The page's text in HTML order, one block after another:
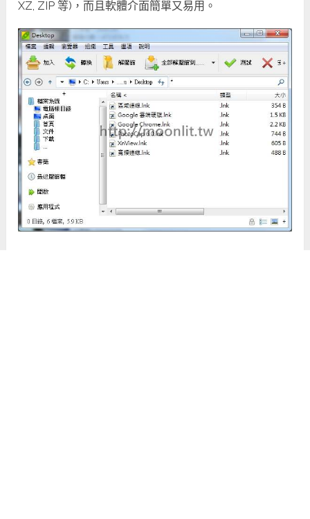
XZ, ZIP 等)，而且軟體介面簡單又易用。